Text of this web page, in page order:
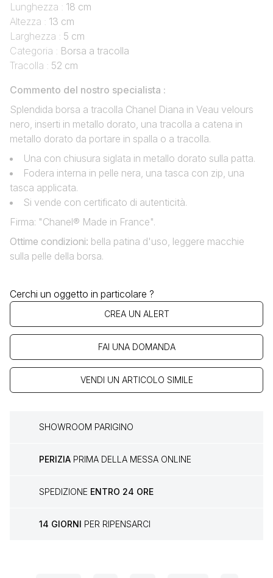
Lunghezza : 18 cm
Altezza : 13 cm
Larghezza : 5 cm
Categoria : Borsa a tracolla
Tracolla : 52 cm
Commento del nostro specialista :
Splendida borsa a tracolla Chanel Diana in Veau velours
nero, inserti in metallo dorato, una tracolla a catena in
metallo dorato da portare in spalla o a tracolla.
Una con chiusura siglata in metallo dorato sulla patta.
Fodera interna in pelle nera, una tasca con zip, una
tasca applicata.
Si vende con certificato di autenticità.
Firma: "Chanel® Made in France".
Ottime condizioni: bella patina d'uso, leggere macchie
sulla pelle della borsa.
Cerchi un oggetto in particolare ?
CREA UN ALERT
FAI UNA DOMANDA
VENDI UN ARTICOLO SIMILE
SHOWROOM PARIGINO
PERIZIA PRIMA DELLA MESSA ONLINE
SPEDIZIONE ENTRO 24 ORE
14 GIORNI PER RIPENSARCI